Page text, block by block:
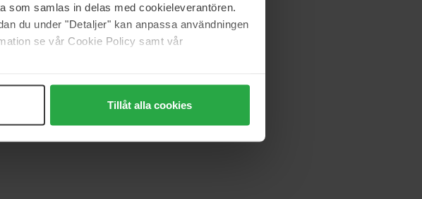
som samlas in delas med cookieleverantören.
du under "Detaljer" kan anpassa användningen
se vår Cookie Policy samt vår
Tillåt alla cookies